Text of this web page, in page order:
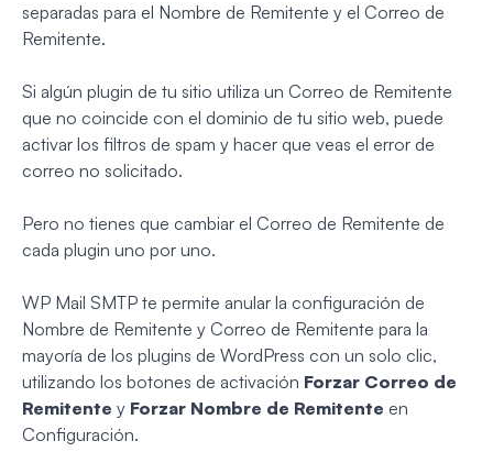
separadas para el Nombre de Remitente y el Correo de
Remitente.
Si algún plugin de tu sitio utiliza un Correo de Remitente
que no coincide con el dominio de tu sitio web, puede
activar los filtros de spam y hacer que veas el error de
correo no solicitado.
Pero no tienes que cambiar el Correo de Remitente de
cada plugin uno por uno.
WP Mail SMTP te permite anular la configuración de
Nombre de Remitente y Correo de Remitente para la
mayoría de los plugins de WordPress con un solo clic,
utilizando los botones de activación Forzar Correo de
Remitente y Forzar Nombre de Remitente en
Configuración.